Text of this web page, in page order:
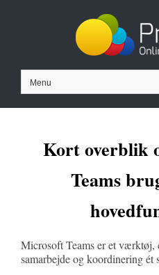
Menu
Kort overblik
Teams
Microsoft Teams er et værktøj,
samarbejde og koordinering ét